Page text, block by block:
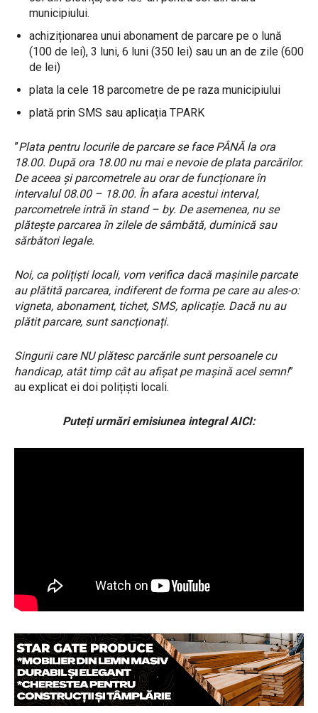
municipiului.
achiziționarea unui abonament de parcare pe o lună
(100 de lei), 3 luni, 6 luni (350 lei) sau un an de zile (600
de lei)
plata la cele 18 parcometre de pe raza municipiului
plată prin SMS sau aplicația TPARK
”Plata pentru locurile de parcare se face PÂNĂ la ora
18.00. După ora 18.00 nu mai e nevoie de plata parcărilor.
De aceea și parcometrele au orar de funcționare în
intervalul 08.00 – 18.00. În afara acestui interval,
parcometrele intră în stand – by. De asemenea, nu se
plătește parcarea în zilele de sâmbătă, duminică sau
sărbători legale.
Noi, ca polițiști locali, vom verifica dacă mașinile parcate
au plătită parcarea, indiferent de forma pe care au ales-o:
vigneta, abonament, tichet, SMS, aplicație. Dacă nu au
plătit parcare, sunt sancționați.
Singurii care NU plătesc parcările sunt persoanele cu
handicap, atât timp cât au afișat pe mașină acel semn!”
au explicat ei doi polițiști locali.
Puteți urmări emisiunea integral AICI: